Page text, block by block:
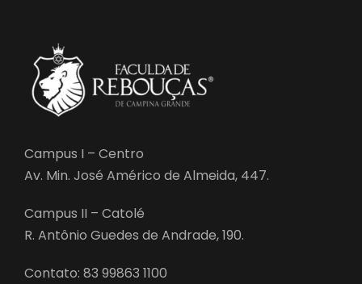
Campus I – Centro
Av. Min. José Américo de Almeida, 447.
Campus II – Catolé
R. Antônio Guedes de Andrade, 190.
Contato: 83 99863 1100